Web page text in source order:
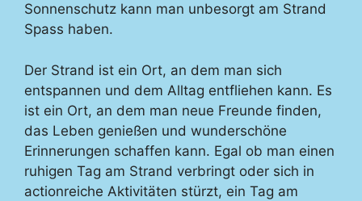
Sonnenschutz kann man unbesorgt am Strand
Spass haben.
Der Strand ist ein Ort, an dem man sich
entspannen und dem Alltag entfliehen kann. Es
ist ein Ort, an dem man neue Freunde finden,
das Leben genießen und wunderschöne
Erinnerungen schaffen kann. Egal ob man einen
ruhigen Tag am Strand verbringt oder sich in
actionreiche Aktivitäten stürzt, ein Tag am